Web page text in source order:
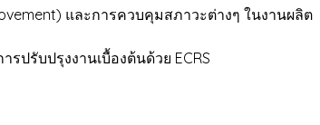
และการควบคุมสภาวะต่างๆ ในงานผลิต
รุงงานเบื้องต้นด้วย ECRS